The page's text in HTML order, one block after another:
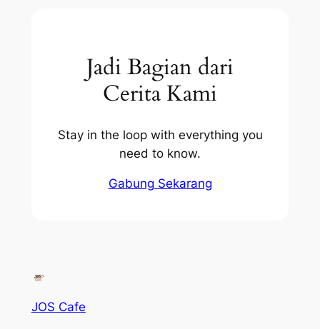
Jadi Bagian dari
Cerita Kami
Stay in the loop with everything you
need to know.
Gabung Sekarang
JOS Cafe